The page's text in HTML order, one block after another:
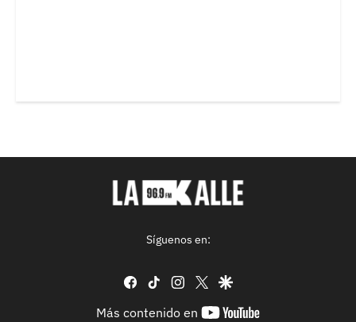
Síguenos en:
facebook
tiktok instagram
twittergoogle
Más contenido en
youtube-